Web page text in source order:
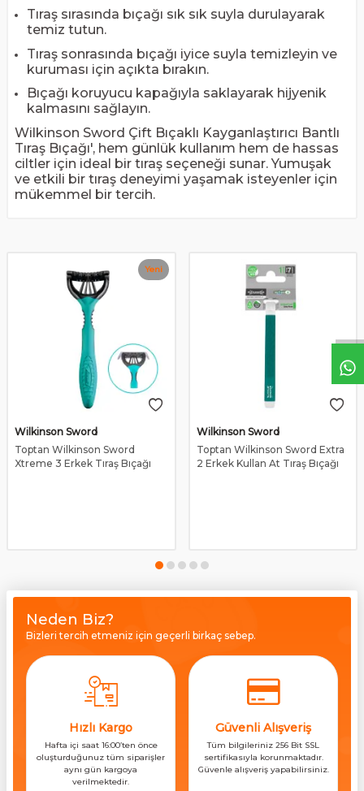
Tıraş sırasında bıçağı sık sık suyla durulayarak
temiz tutun.
Tıraş sonrasında bıçağı iyice suyla temizleyin ve
kuruması için açıkta bırakın.
Bıçağı koruyucu kapağıyla saklayarak hijyenik
kalmasını sağlayın.
Wilkinson Sword Çift Bıçaklı Kayganlaştırıcı Bantlı
Tıraş Bıçağı', hem günlük kullanım hem de hassas
ciltler için ideal bir tıraş seçeneği sunar. Yumuşak
ve etkili bir tıraş deneyimi yaşamak isteyenler için
mükemmel bir tercih.
Yeni
Wilkinson Sword
Toptan Wilkinson Sword
Xtreme 3 Erkek Tıraş Bıçağı
Wilkinson Sword
Toptan Wilkinson Sword Extra
2 Erkek Kullan At Tıraş Bıçağı
Neden Biz?
Bizleri tercih etmeniz için geçerli birkaç sebep.
Hızlı Kargo
Hafta içi saat 16:00’ten önce
oluşturduğunuz tüm siparişler
aynı gün kargoya
verilmektedir.
Güvenli Alışveriş
Tüm bilgileriniz 256 Bit SSL
sertifikasıyla korunmaktadır.
Güvenle alışveriş yapabilirsiniz.